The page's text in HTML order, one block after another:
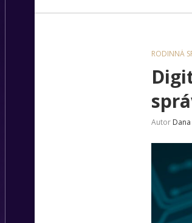
RODINNÁ
Autor